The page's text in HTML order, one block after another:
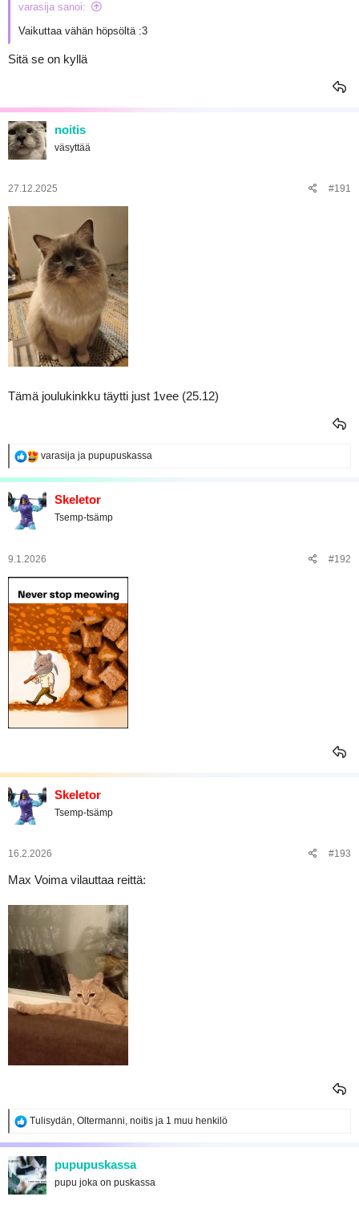
varasija sanoi:
Vaikuttaa vähän höpsöltä :3
Sitä se on kyllä
noitis
väsyttää
27.12.2025 #191
Tämä joulukinkku täytti just 1vee (25.12)
R
a
k
t
:
varasija ja pupupuskassa
Skeletor
Tsemp-tsämp
9.1.2026 #192
Skeletor
Tsemp-tsämp
16.2.2026 #193
Max Voima vilauttaa reittä:
R
a
k
t
i
o
Tulisydän, Oltermanni, noitis ja 1 muu henkilö
pupupuskassa
pupu joka on puskassa